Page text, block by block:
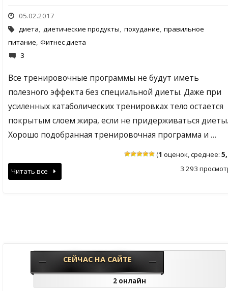
05.02.2017
диета, диетические продукты, похудание, правильное
питание, Фитнес диета
3
Все тренировочные программы не будут иметь
полезного эффекта без специальной диеты. Даже при
усиленных катаболических тренировках тело остается
покрытым слоем жира, если не придерживаться диеты.
Хорошо подобранная тренировочная программа и …
(1 оценок, среднее:
3 293
Читать все
СЕЙЧАС НА САЙТЕ
2 онлайн